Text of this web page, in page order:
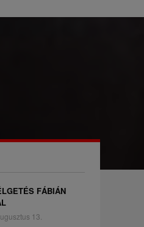
FÁBIÁN
13.